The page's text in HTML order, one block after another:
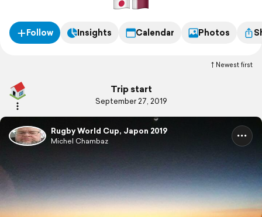
Follow Insights Calendar Photos
Newest first
Trip start
September 27, 2019
Rugby World Cup, Japon 2019
Michel Chambaz